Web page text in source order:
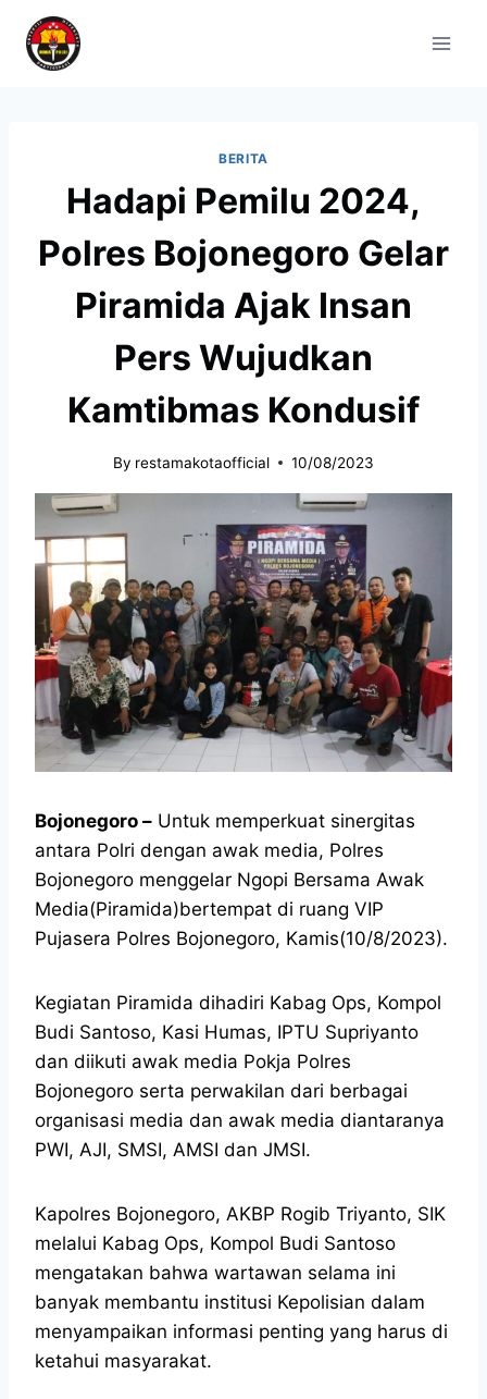
BERITA
Hadapi Pemilu 2024,
Polres Bojonegoro Gelar
Piramida Ajak Insan
Pers Wujudkan
Kamtibmas Kondusif
By restamakotaofficial 10/08/2023
Bojonegoro – Untuk memperkuat sinergitas
antara Polri dengan awak media, Polres
Bojonegoro menggelar Ngopi Bersama Awak
Media(Piramida)bertempat di ruang VIP
Pujasera Polres Bojonegoro, Kamis(10/8/2023).
Kegiatan Piramida dihadiri Kabag Ops, Kompol
Budi Santoso, Kasi Humas, IPTU Supriyanto
dan diikuti awak media Pokja Polres
Bojonegoro serta perwakilan dari berbagai
organisasi media dan awak media diantaranya
PWI, AJI, SMSI, AMSI dan JMSI.
Kapolres Bojonegoro, AKBP Rogib Triyanto, SIK
melalui Kabag Ops, Kompol Budi Santoso
mengatakan bahwa wartawan selama ini
banyak membantu institusi Kepolisian dalam
menyampaikan informasi penting yang harus di
ketahui masyarakat.